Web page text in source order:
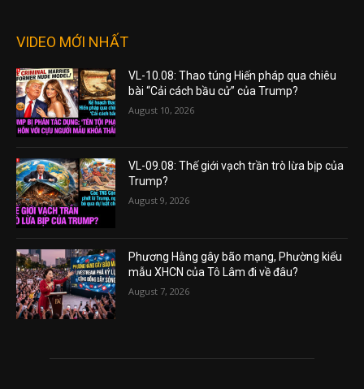
VIDEO MỚI NHẤT
VL-10.08: Thao túng Hiến pháp qua chiêu
bài “Cải cách bầu cử” của Trump?
August 10, 2026
VL-09.08: Thế giới vạch trần trò lừa bịp của
Trump?
August 9, 2026
Phương Hằng gây bão mạng, Phường kiểu
mẫu XHCN của Tô Lâm đi về đâu?
August 7, 2026